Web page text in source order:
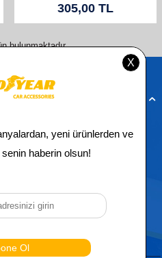
305,00 TL
bulunmaktadır.
D:No:19, 34522 Esenyurt/İstanbul